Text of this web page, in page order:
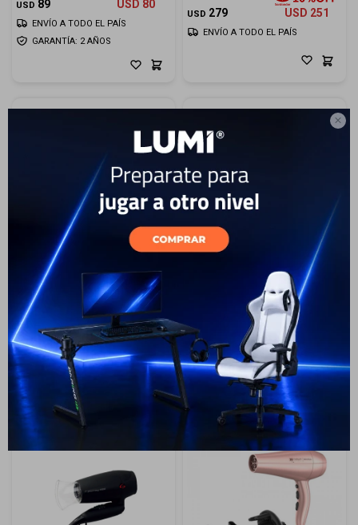

USD 89 USD 80
GARANTÍA: 2 AÑOS
ENVÍO A TODO EL PAÍS
USD 279 USD 251
ENVÍO A TODO EL PAÍS
Planchita GAMA Elegance
Avocado 220V
USD 75 USD68
ENVÍO A TODO EL PAÍS
2
Planchita de pelo GA.MA C14
LED GOLD 220V
USD USD
ENVÍO A TODO EL PAÍS